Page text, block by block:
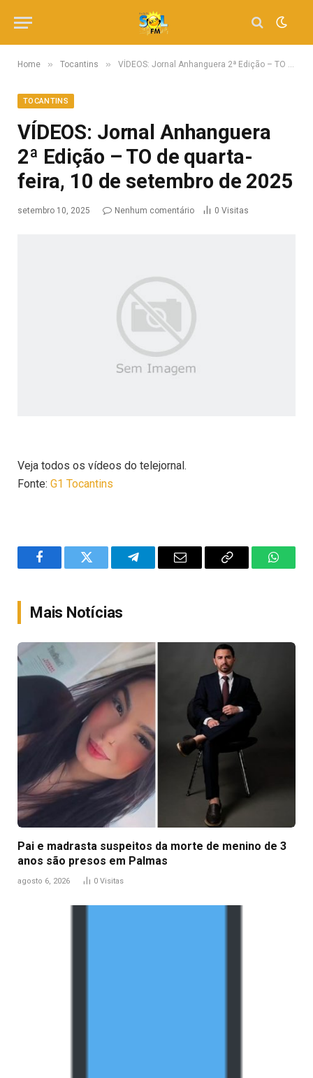
Home » Tocantins » VÍDEOS: Jornal Anhanguera 2ª Edição – TO de quarta-feira, 10 de setembro de 2025
TOCANTINS
VÍDEOS: Jornal Anhanguera
2ª Edição – TO de quarta-
feira, 10 de setembro de 2025
setembro 10, 2025 Nenhum comentário 0 Visitas
Veja todos os vídeos do telejornal.
Fonte: G1 Tocantins
FacebookTwitter TelegramEmail
Copy
Mais Notícias
Pai e madrasta suspeitos da morte de menino de 3
anos são presos em Palmas
agosto 6, 2026 0 Visitas